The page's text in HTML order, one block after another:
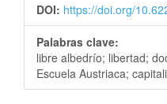
DOI: https://doi.org/
Palabras clave:
libre albedrío; libertad;
Escuela Austriaca;